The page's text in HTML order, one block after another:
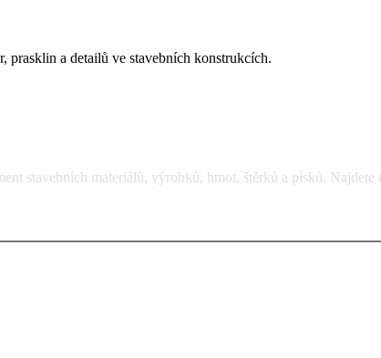
prasklin a detailů ve stavebních konstrukcích.
stavebních materiálů, výrobků, hmot, štěrků a písků.